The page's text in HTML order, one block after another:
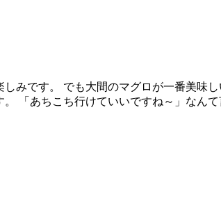
みです。 でも大間のマグロが一番美味
「あちこち行けていいですね～」なん